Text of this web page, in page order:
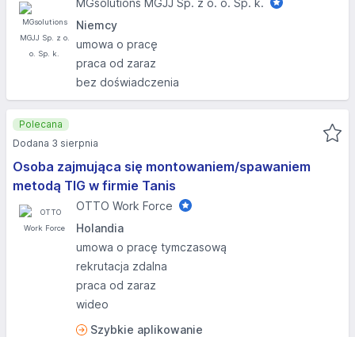
MGsolutions MGJJ Sp. z o. o. Sp. k.
Niemcy
umowa o pracę
praca od zaraz
bez doświadczenia
Osoba zajmująca się montowaniem/spawaniem
metodą TIG w firmie Tanis
OTTO Work Force
Holandia
umowa o pracę tymczasową
rekrutacja zdalna
praca od zaraz
wideo
Szybkie aplikowanie
Polecana
Dodana 3 sierpnia